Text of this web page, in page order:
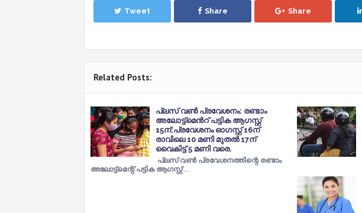
Tweet Share Share
Related Posts:
പ്ലസ് വണ്‍ പ്രവേശനം: രണ്ടാം
അലോട്ട്മെന്‍റ് പട്ടിക ആഗസ്റ്റ്
15ന്;പ്രവേശനം ഓഗസ്റ്റ് 16ന്
രാവിലെ 10 മണി മുതൽ 17ന്
വൈകിട്ട് 5 മണി വരെ.
പ്ലസ് വണ്‍ പ്രവേശനത്തിന്റെ രണ്ടാം
അലോട്ട്മെന്റ് പട്ടിക ആഗസ്റ്റ് …